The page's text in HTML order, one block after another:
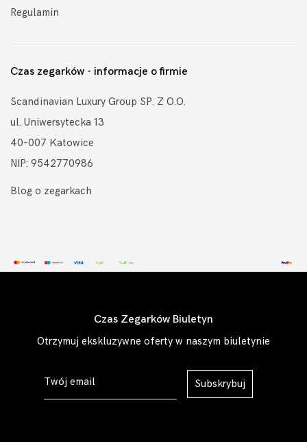
Regulamin
Czas zegarków - informacje o firmie
Scandinavian Luxury Group SP. Z O.O.
ul. Uniwersytecka 13
40-007 Katowice
NIP: 9542770986
Blog o zegarkach
Czas Zegarków Biuletyn
Otrzymuj ekskluzywne oferty w naszym biuletynie
Subskrybuj